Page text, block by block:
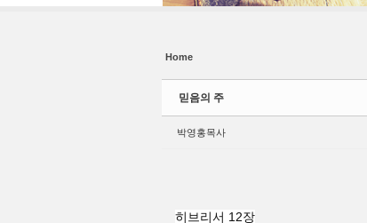
Home
믿음의 주
박영홍목사
히브리서 12장